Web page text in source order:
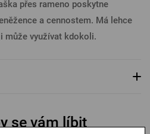
přes rameno poskytne
a cennostem. Má lehce
může využívat kdokoli.
se vám líbit